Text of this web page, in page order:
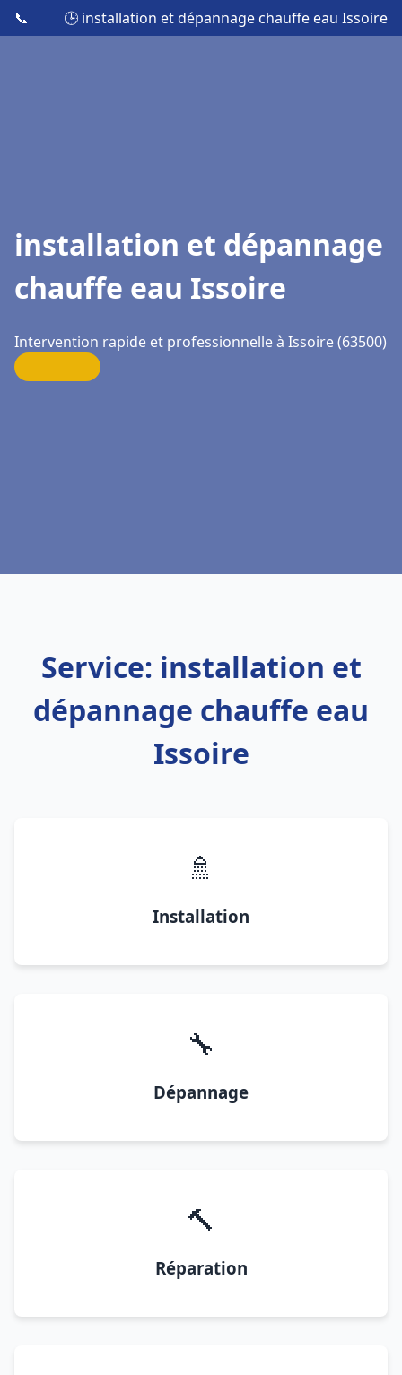
📞 🕒 installation et dépannage chauffe eau Issoire
installation et dépannage
chauffe eau Issoire
Intervention rapide et professionnelle à Issoire (63500)
Service: installation et
dépannage chauffe eau
Issoire
🚿
Installation
🔧
Dépannage
🔨
Réparation